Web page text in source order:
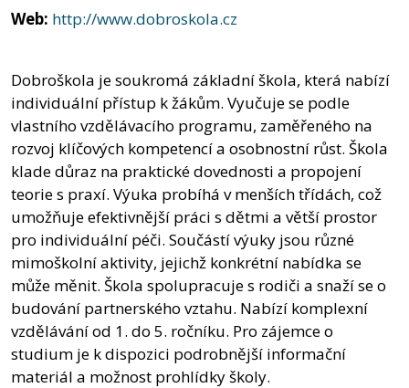
Web: http://www.dobroskola.cz
Dobroškola je soukromá základní škola, která nabízí
individuální přístup k žákům. Vyučuje se podle
vlastního vzdělávacího programu, zaměřeného na
rozvoj klíčových kompetencí a osobnostní růst. Škola
klade důraz na praktické dovednosti a propojení
teorie s praxí. Výuka probíhá v menších třídách, což
umožňuje efektivnější práci s dětmi a větší prostor
pro individuální péči. Součástí výuky jsou různé
mimoškolní aktivity, jejichž konkrétní nabídka se
může měnit. Škola spolupracuje s rodiči a snaží se o
budování partnerského vztahu. Nabízí komplexní
vzdělávání od 1. do 5. ročníku. Pro zájemce o
studium je k dispozici podrobnější informační
materiál a možnost prohlídky školy.